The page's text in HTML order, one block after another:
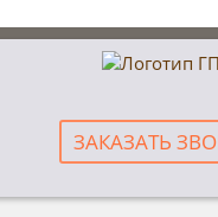
ЗАКАЗАТЬ